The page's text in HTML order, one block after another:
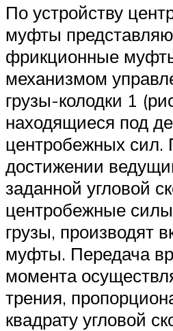
По устройству
муфты
фрикционные
механизмом
грузы-колодки 1
находящиеся под
центробежных сил.
достижении
заданной угловой
центробежные
грузы, производят
муфты. Передача
момента
трения,
квадрату угловой